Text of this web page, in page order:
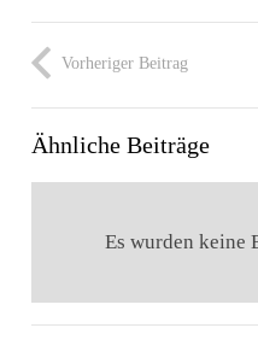
Vorheriger Beitrag
Ähnliche Beiträge
Es wurden keine